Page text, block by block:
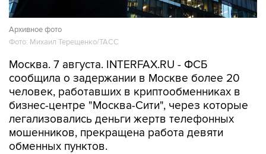
Архивное фото
Фото: Михаил Терещенко/ТАСС
Москва. 7 августа. INTERFAX.RU - ФСБ
сообщила о задержании в Москве более 20
человек, работавших в криптообменниках в
бизнес-центре "Москва-Сити", через которые
легализовались деньги жертв телефонных
мошенников, прекращена работа девяти
обменных пунктов.